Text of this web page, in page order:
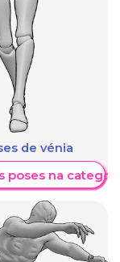
de vénia
poses na